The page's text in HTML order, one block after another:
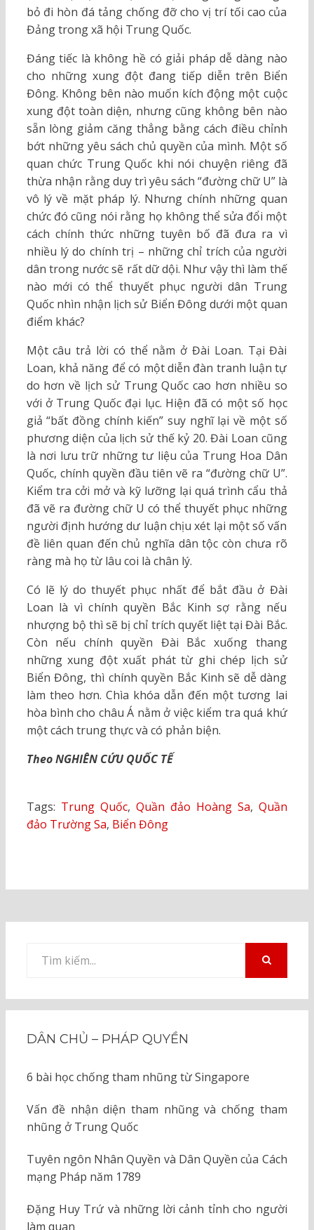
bỏ đi hòn đá tảng chống đỡ cho vị trí tối cao của
Đảng trong xã hội Trung Quốc.
Đáng tiếc là không hề có giải pháp dễ dàng nào
cho những xung đột đang tiếp diễn trên Biển
Đông. Không bên nào muốn kích động một cuộc
xung đột toàn diện, nhưng cũng không bên nào
sẵn lòng giảm căng thẳng bằng cách điều chỉnh
bớt những yêu sách chủ quyền của mình. Một số
quan chức Trung Quốc khi nói chuyện riêng đã
thừa nhận rằng duy trì yêu sách “đường chữ U” là
vô lý về mặt pháp lý. Nhưng chính những quan
chức đó cũng nói rằng họ không thể sửa đổi một
cách chính thức những tuyên bố đã đưa ra vì
nhiều lý do chính trị – những chỉ trích của người
dân trong nước sẽ rất dữ dội. Như vậy thì làm thế
nào mới có thể thuyết phục người dân Trung
Quốc nhìn nhận lịch sử Biển Đông dưới một quan
điểm khác?
Một câu trả lời có thể nằm ở Đài Loan. Tại Đài
Loan, khả năng để có một diễn đàn tranh luận tự
do hơn về lịch sử Trung Quốc cao hơn nhiều so
với ở Trung Quốc đại lục. Hiện đã có một số học
giả “bất đồng chính kiến” suy nghĩ lại về một số
phương diện của lịch sử thế kỷ 20. Đài Loan cũng
là nơi lưu trữ những tư liệu của Trung Hoa Dân
Quốc, chính quyền đầu tiên vẽ ra “đường chữ U”.
Kiểm tra cởi mở và kỹ lưỡng lại quá trình cẩu thả
đã vẽ ra đường chữ U có thể thuyết phục những
người định hướng dư luận chịu xét lại một số vấn
đề liên quan đến chủ nghĩa dân tộc còn chưa rõ
ràng mà họ từ lâu coi là chân lý.
Có lẽ lý do thuyết phục nhất để bắt đầu ở Đài
Loan là vì chính quyền Bắc Kinh sợ rằng nếu
nhượng bộ thì sẽ bị chỉ trích quyết liệt tại Đài Bắc.
Còn nếu chính quyền Đài Bắc xuống thang
những xung đột xuất phát từ ghi chép lịch sử
Biển Đông, thì chính quyền Bắc Kinh sẽ dễ dàng
làm theo hơn. Chìa khóa dẫn đến một tương lai
hòa bình cho châu Á nằm ở việc kiểm tra quá khứ
một cách trung thực và có phản biện.
Theo NGHIÊN CỨU QUỐC TẾ
Tags: Trung Quốc, Quần đảo Hoàng Sa, Quần
đảo Trường Sa, Biển Đông
kiếm
DÂN CHỦ – PHÁP QUYỀN
6 bài học chống tham nhũng từ Singapore
Vấn đề nhận diện tham nhũng và chống tham
nhũng ở Trung Quốc
Tuyên ngôn Nhân Quyền và Dân Quyền của Cách
mạng Pháp năm 1789
Đặng Huy Trứ và những lời cảnh tỉnh cho người
làm quan